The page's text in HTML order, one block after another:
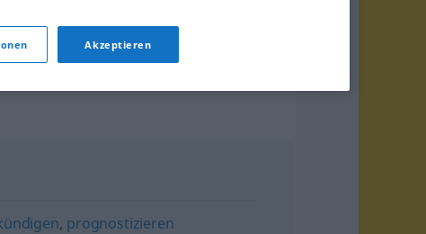
kann ich dir prophezeien!
, prognostizieren
Akzeptieren